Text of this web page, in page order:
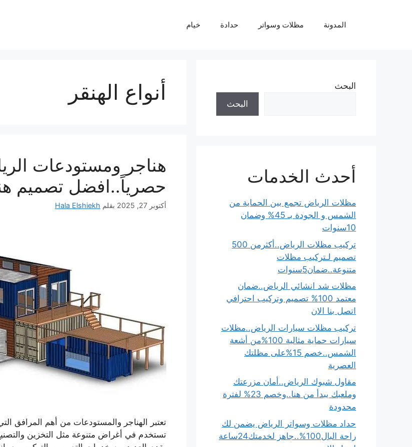
المدونة مظلات وسواتر حدادة خيام
أنواع الهنقر
حصرياً..افضل تصميم
أكتوبر 27, 2025 بقلم Hala Elshiekh
تعتبر الهناجر والمستودعات من أهم المرافق
تستخدم في أغراض متنوعة مثل التخزين
البحث
البحث
أحدث الخدمات
مظلات الرياض تجمع بين الحماية من
الشمس و الجودة بـ 45% وضمان
10سنوات
تركيب مظلات الرياض..أكثرمن 500
تصميم لـتركيب مظلات
متنوعة..ضمان5سنوات
مظلات شد انشائي الرياض..ضمان
معتمد 100% تصميم وتركيب احترافي
اتصل بنا الان
تركيب مظلات سيارات الرياض..مظلات
سيارات حماية مثالية 100%من أشعة
الشمس..خصم 15%على مظلتك
العصرية
مقاول شبوك الرياض..أمان مزرعتك
وملعبك يبدأ من هنا..وخصم 23% لفترة
محدودة
حداد مظلات وسواتر الرياض يضمن لك
راحة البال100%..جاهز لخدمتك24ساعة